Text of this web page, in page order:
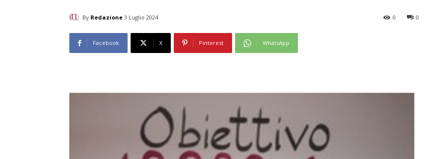
By Redazione 3 Luglio 2024 0
0
Facebook X Pinterest WhatsApp